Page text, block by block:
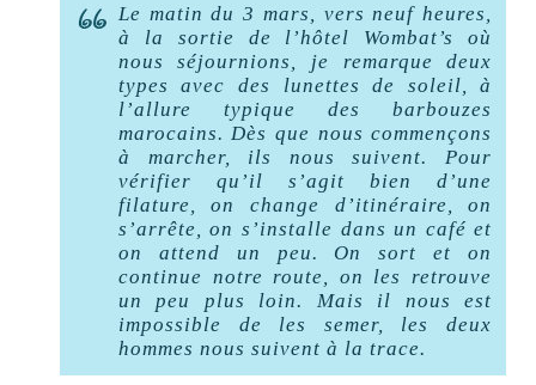
Le matin du 3 mars, vers neuf heures,
à la sortie de l’hôtel Wombat’s où
nous séjournions, je remarque deux
types avec des lunettes de soleil, à
l’allure typique des barbouzes
marocains. Dès que nous commençons
à marcher, ils nous suivent. Pour
vérifier qu’il s’agit bien d’une
filature, on change d’itinéraire, on
s’arrête, on s’installe dans un café et
on attend un peu. On sort et on
continue notre route, on les retrouve
un peu plus loin. Mais il nous est
impossible de les semer, les deux
hommes nous suivent à la trace.